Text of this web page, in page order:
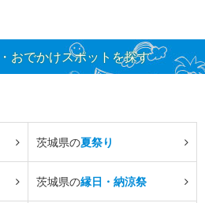
おでかけスポットを探す
茨城県の夏祭り
茨城県の縁日・納涼祭